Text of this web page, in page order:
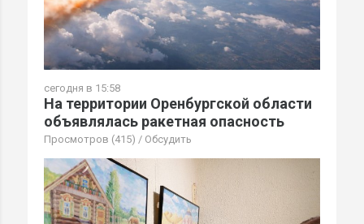
сегодня в 15:58
На территории Оренбургской области
объявлялась ракетная опасность
Просмотров (415) / Обсудить